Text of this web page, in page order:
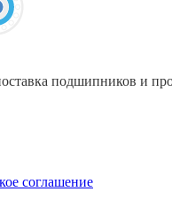
подшипников и
соглашение